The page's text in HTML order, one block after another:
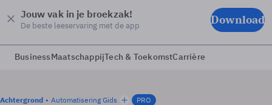
Jouw vak in je broekzak!
De beste leeservaring met de app Download
BusinessMaatschappijTech & ToekomstCarrière
Achtergrond Automatisering Gids
PRO